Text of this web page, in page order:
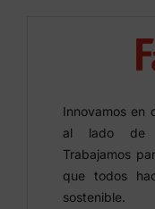
Innovamos en
al lado de
Trabajamos
que todos
sostenible.